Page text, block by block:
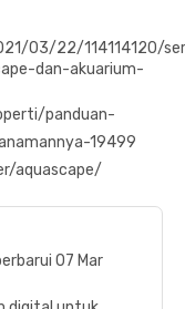
03/22/114114120/
dan-akuarium-
panduan-
19499
aquascape/
07 Mar